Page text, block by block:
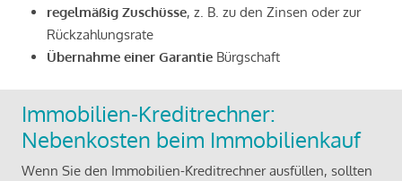
regelmäßig Zuschüsse, z. B. zu den Zinsen oder zur
Rückzahlungsrate
Übernahme einer Garantie Bürgschaft
Immobilien-Kreditrechner:
Nebenkosten beim Immobilienkauf
Wenn Sie den Immobilien-Kreditrechner ausfüllen, sollten